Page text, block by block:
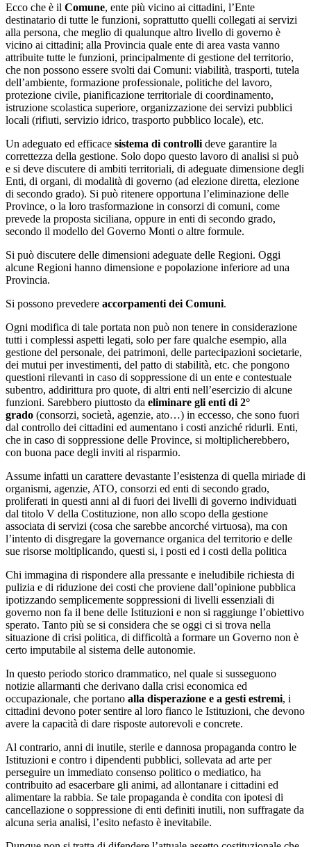
Ecco che è il Comune, ente più vicino ai cittadini, l’Ente
destinatario di tutte le funzioni, soprattutto quelli collegati ai servizi
alla persona, che meglio di qualunque altro livello di governo è
vicino ai cittadini; alla Provincia quale ente di area vasta vanno
attribuite tutte le funzioni, principalmente di gestione del territorio,
che non possono essere svolti dai Comuni: viabilità, trasporti, tutela
dell’ambiente, formazione professionale, politiche del lavoro,
protezione civile, pianificazione territoriale di coordinamento,
istruzione scolastica superiore, organizzazione dei servizi pubblici
locali (rifiuti, servizio idrico, trasporto pubblico locale), etc.
Un adeguato ed efficace sistema di controlli deve garantire la
correttezza della gestione. Solo dopo questo lavoro di analisi si può
e si deve discutere di ambiti territoriali, di adeguate dimensione degli
Enti, di organi, di modalità di governo (ad elezione diretta, elezione
di secondo grado). Si può ritenere opportuna l’eliminazione delle
Province, o la loro trasformazione in consorzi di comuni, come
prevede la proposta siciliana, oppure in enti di secondo grado,
secondo il modello del Governo Monti o altre formule.
Si può discutere delle dimensioni adeguate delle Regioni. Oggi
alcune Regioni hanno dimensione e popolazione inferiore ad una
Provincia.
Si possono prevedere accorpamenti dei Comuni.
Ogni modifica di tale portata non può non tenere in considerazione
tutti i complessi aspetti legati, solo per fare qualche esempio, alla
gestione del personale, dei patrimoni, delle partecipazioni societarie,
dei mutui per investimenti, del patto di stabilità, etc. che pongono
questioni rilevanti in caso di soppressione di un ente e contestuale
subentro, addirittura pro quote, di altri enti nell’esercizio di alcune
funzioni. Sarebbero piuttosto da eliminare gli enti di 2°
grado (consorzi, società, agenzie, ato…) in eccesso, che sono fuori
dal controllo dei cittadini ed aumentano i costi anziché ridurli. Enti,
che in caso di soppressione delle Province, si moltiplicherebbero,
con buona pace degli inviti al risparmio.
Assume infatti un carattere devastante l’esistenza di quella miriade di
organismi, agenzie, ATO, consorzi ed enti di secondo grado,
proliferati in questi anni al di fuori dei livelli di governo individuati
dal titolo V della Costituzione, non allo scopo della gestione
associata di servizi (cosa che sarebbe ancorché virtuosa), ma con
l’intento di disgregare la governance organica del territorio e delle
sue risorse moltiplicando, questi si, i posti ed i costi della politica
Chi immagina di rispondere alla pressante e ineludibile richiesta di
pulizia e di riduzione dei costi che proviene dall’opinione pubblica
ipotizzando semplicemente soppressioni di livelli essenziali di
governo non fa il bene delle Istituzioni e non si raggiunge l’obiettivo
sperato. Tanto più se si considera che se oggi ci si trova nella
situazione di crisi politica, di difficoltà a formare un Governo non è
certo imputabile al sistema delle autonomie.
In questo periodo storico drammatico, nel quale si susseguono
notizie allarmanti che derivano dalla crisi economica ed
occupazionale, che portano alla disperazione e a gesti estremi, i
cittadini devono poter sentire al loro fianco le Istituzioni, che devono
avere la capacità di dare risposte autorevoli e concrete.
Al contrario, anni di inutile, sterile e dannosa propaganda contro le
Istituzioni e contro i dipendenti pubblici, sollevata ad arte per
perseguire un immediato consenso politico o mediatico, ha
contribuito ad esacerbare gli animi, ad allontanare i cittadini ed
alimentare la rabbia. Se tale propaganda è condita con ipotesi di
cancellazione o soppressione di enti definiti inutili, non suffragate da
alcuna seria analisi, l’esito nefasto è inevitabile.